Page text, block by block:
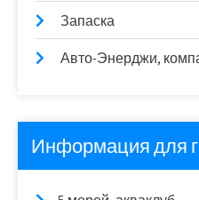
Запаска
Авто-Энерджи,
Информация для